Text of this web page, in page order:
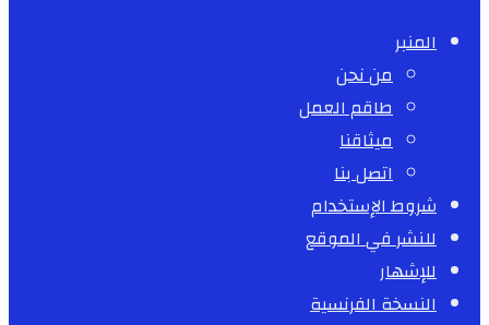
المنبر
من نحن
طاقم العمل
ميثاقنا
اتصل بنا
شروط الإستخدام
للنشر في الموقع
للإشهار
النسخة الفرنسية